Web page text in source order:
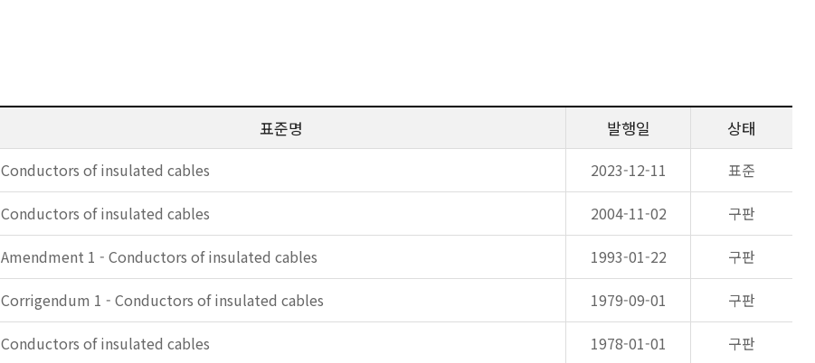
표준명 발행일 상태
Conductors of insulated cables 2023-12-11
표준
Conductors of insulated cables 2004-11-02
구판
Amendment 1 - Conductors of insulated cables 1993-01-22
구판
Corrigendum 1 - Conductors of insulated cables 1979-09-01
구판
Conductors of insulated cables 1978-01-01
구판